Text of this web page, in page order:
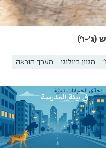
(ג'-ו')
מגוון ביולוגי מערך הוראה